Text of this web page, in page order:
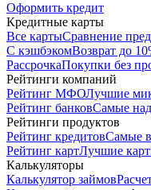
Оформить кредит
Кредитные карты
Все картыСравнение
С кэшбэкомВозврат до
РассрочкаПокупки без
Рейтинги компаний
Рейтинг МФОЛучшие
Рейтинг банковСамые
Рейтинги продуктов
Рейтинг кредитовСамые
Рейтинг картЛучшие
Калькуляторы
Калькулятор займов